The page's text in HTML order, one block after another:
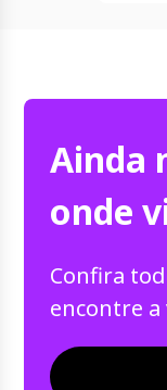
Ainda
onde
Confira
encontre